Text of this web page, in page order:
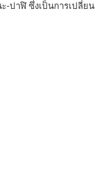
-ปาฬิ ซึ่งเป็นการเปลี่ยน